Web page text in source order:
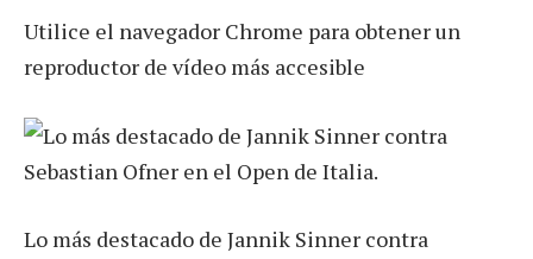
Utilice el navegador Chrome para obtener un
reproductor de vídeo más accesible
Lo más destacado de Jannik Sinner contra